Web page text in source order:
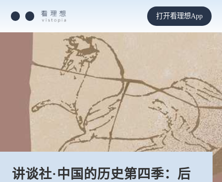
打开看理想App
讲谈社·中国的历史第四季：后